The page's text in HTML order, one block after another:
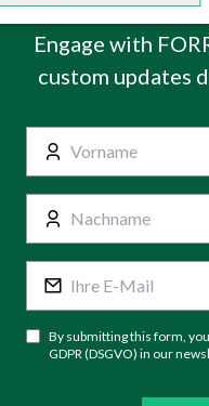
Engage with
custom updates
By submitting this form,
GDPR (DSGVO) in our